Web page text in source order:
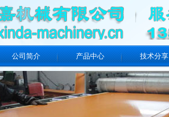
公司简介 产品中心 技术分享